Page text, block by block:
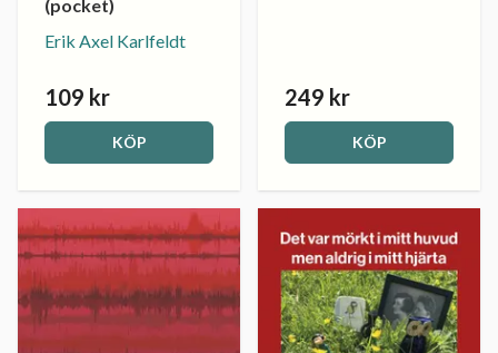
(pocket)
Erik Axel Karlfeldt
109 kr
KÖP
249 kr
KÖP